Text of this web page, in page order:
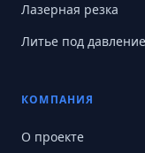
Лазерная резка
Литье под
КОМПАНИЯ
О проекте